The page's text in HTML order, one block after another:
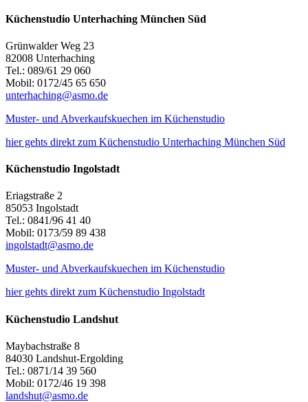
Küchenstudio Unterhaching München Süd
Grünwalder Weg 23
82008 Unterhaching
Tel.: 089/61 29 060
Mobil: 0172/45 65 650
unterhaching@asmo.de
Muster- und Abverkaufskuechen im Küchenstudio
hier gehts direkt zum Küchenstudio Unterhaching München Süd
Küchenstudio Ingolstadt
Eriagstraße 2
85053 Ingolstadt
Tel.: 0841/96 41 40
Mobil: 0173/59 89 438
ingolstadt@asmo.de
Muster- und Abverkaufskuechen im Küchenstudio
hier gehts direkt zum Küchenstudio Ingolstadt
Küchenstudio Landshut
Maybachstraße 8
84030 Landshut-Ergolding
Tel.: 0871/14 39 560
Mobil: 0172/46 19 398
landshut@asmo.de